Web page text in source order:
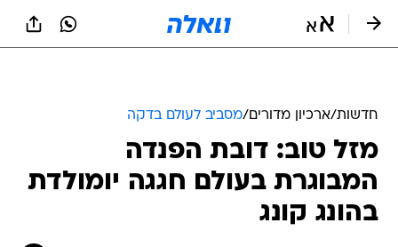
חדשות/ארכיון מדורים/מסביב לעולם בדקה
מזל טוב: דובת הפנדה
המבוגרת בעולם חגגה יומולדת
בהונג קונג